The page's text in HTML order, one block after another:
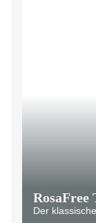
RosaFree
Der